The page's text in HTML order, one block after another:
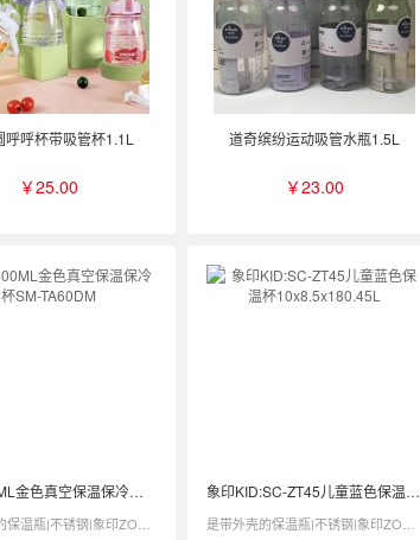
呼呼杯带吸管杯1.1L
￥25.00
道奇缤纷运动吸管水瓶1.5L
￥23.00
象印600ML金色真空保温保冷杯SM-TA60DM 象印KID:SC-ZT45儿童蓝色保温杯10x8.5x180.45L